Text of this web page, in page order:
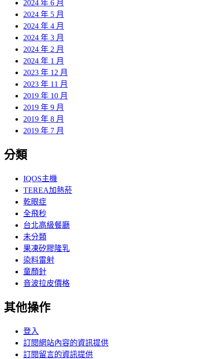
2024 年 6 月
2024 年 5 月
2024 年 4 月
2024 年 3 月
2024 年 2 月
2024 年 1 月
2023 年 12 月
2023 年 11 月
2019 年 10 月
2019 年 9 月
2019 年 8 月
2019 年 7 月
分類
IQOS主機
TEREA加熱菸
乾眼症
全飛秒
台北高級餐廳
未分類
果凍矽膠隆乳
染料雷射
童顏針
音波拉皮價格
其他操作
登入
訂閱網站內容的資訊提供
訂閱留言的資訊提供